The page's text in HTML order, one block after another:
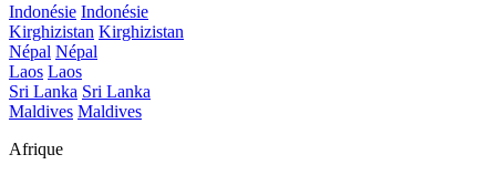
Indonésie Indonésie
Kirghizistan Kirghizistan
Népal Népal
Laos Laos
Sri Lanka Sri Lanka
Maldives Maldives
Afrique